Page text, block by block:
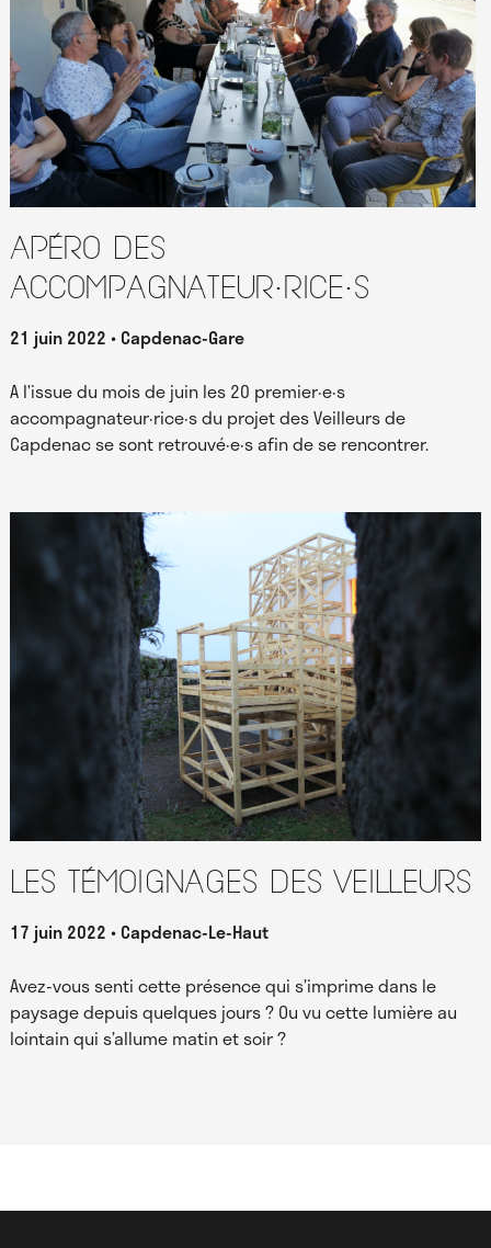
Apéro des
accompagnateur·rice·s
21 juin 2022 Capdenac-Gare
A l’issue du mois de juin les 20 premier·e·s
accompagnateur·rice·s du projet des Veilleurs de
Capdenac se sont retrouvé·e·s afin de se rencontrer.
Les témoignages des Veilleurs
17 juin 2022 Capdenac-Le-Haut
Avez-vous senti cette présence qui s’imprime dans le
paysage depuis quelques jours ? Ou vu cette lumière au
lointain qui s’allume matin et soir ?